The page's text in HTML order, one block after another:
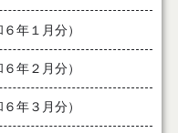
年１月分）
年２月分）
年３月分）